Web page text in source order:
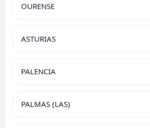
OURENSE
ASTURIAS
PALENCIA
PALMAS (LAS)